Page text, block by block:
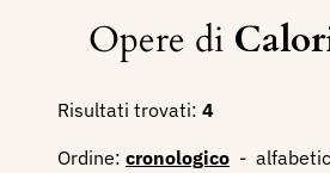
Opere di
Risultati trovati: 4
Ordine: cronologico -